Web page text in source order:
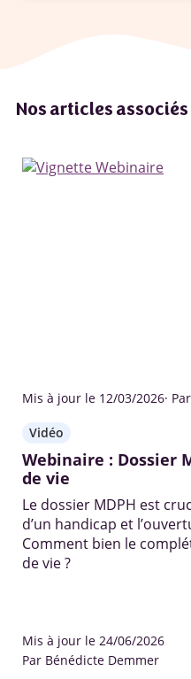
Nos articles associés
Mis à jour le 12/03/2026·
Vidéo
Webinaire : Dossier
de vie
Le dossier MDPH est
d’un handicap et
Comment bien le
de vie ?
Mis à jour le 24/06/2026
Par Bénédicte Demmer